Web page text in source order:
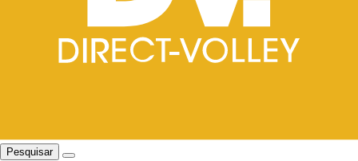
Pesquisar